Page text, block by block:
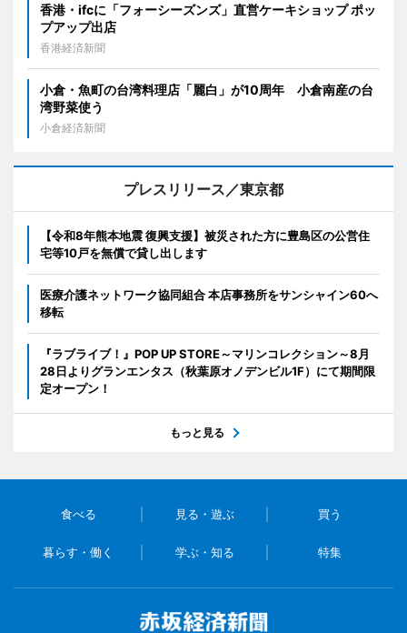
香港・ifcに「フォーシーズンズ」直営ケーキショップ ポッ
プアップ出店
香港経済新聞
小倉・魚町の台湾料理店「麗白」が10周年 小倉南産の台
湾野菜使う
小倉経済新聞
プレスリリース／東京都
【令和8年熊本地震 復興支援】被災された方に豊島区の公営住
宅等10戸を無償で貸し出します
医療介護ネットワーク協同組合 本店事務所をサンシャイン60へ
移転
『ラブライブ！』POP UP STORE～マリンコレクション～8月
28日よりグランエンタス（秋葉原オノデンビル1F）にて期間限
定オープン！
もっと見る
食べる 見る・遊ぶ 買う
暮らす・働く 学ぶ・知る 特集